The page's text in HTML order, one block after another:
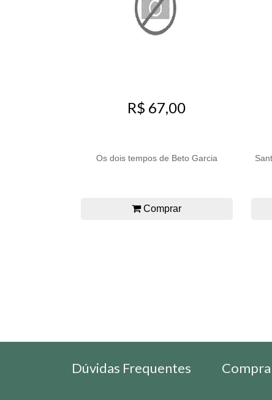
R$ 67,00
Os dois tempos de Beto Garcia
Comprar
Dúvidas Frequentes